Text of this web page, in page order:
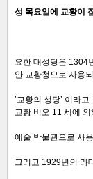
성 목요일에 교황이
요한 대성당은 1304
안 교황청으로 사용
’교황의 성당’ 이라
교황 비오 11 세에 의
예술 박물관으로 사
그리고 1929년의 라